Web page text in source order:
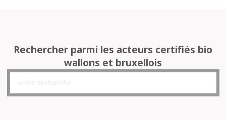
Rechercher parmi les acteurs certifiés bio
wallons et bruxellois